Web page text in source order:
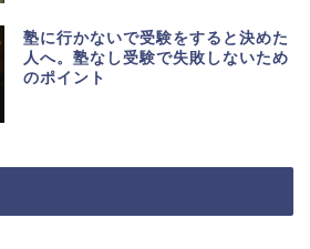
塾に行かないで受験をすると決めた
人へ。塾なし受験で失敗しないため
のポイント